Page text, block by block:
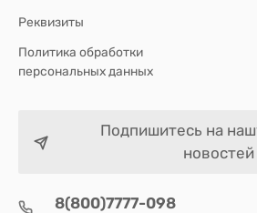
Реквизиты
Политика обработки
персональных данных
Подпишитесь на
новостей
8(800)7777-098